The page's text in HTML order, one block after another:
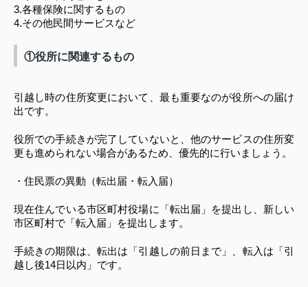
3.各種保険に関するもの
4.その他民間サービスなど
①役所に関連するもの
引越し時の住所変更において、最も重要なのが役所への届け
出です。
役所での手続きが完了していないと、他のサービスの住所変
更も進められない場合があるため、優先的に行いましょう。
・住民票の異動（転出届・転入届）
現在住んでいる市区町村役場に「転出届」を提出し、新しい
市区町村で「転入届」を提出します。
手続きの期限は、転出は「引越しの前日まで」、転入は「引
越し後14日以内」です。